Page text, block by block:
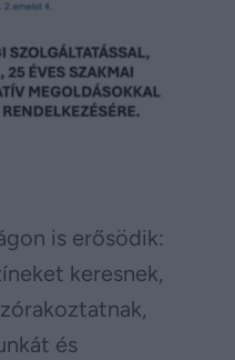
is erősödik:
keresnek,
és